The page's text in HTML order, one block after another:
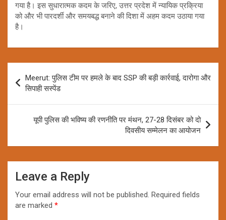
गया है। इस सुधारात्मक कदम के जरिए, उत्तर प्रदेश में न्यायिक प्रक्रिया
को और भी पारदर्शी और समयबद्ध बनाने की दिशा में अहम कदम उठाया गया
है।
navigation
Meerut: पुलिस टीम पर हमले के बाद SSP की बड़ी कार्रवाई, दारोगा और
सिपाही सस्पेंड
यूपी पुलिस की भविष्य की रणनीति पर मंथन, 27-28 दिसंबर को दो
दिवसीय सम्मेलन का आयोजन
Leave a Reply
Your email address will not be published. Required fields
are marked *